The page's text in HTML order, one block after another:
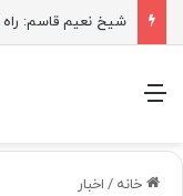
منو
خانه / اخبار